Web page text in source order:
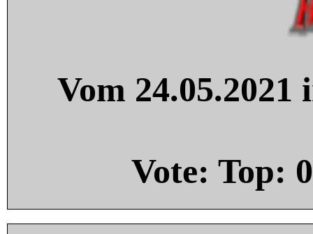
Vom
Vote: Top: 0